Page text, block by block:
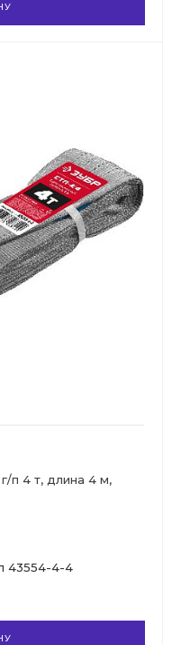
п 4 т, длина 4 м,
43554-4-4